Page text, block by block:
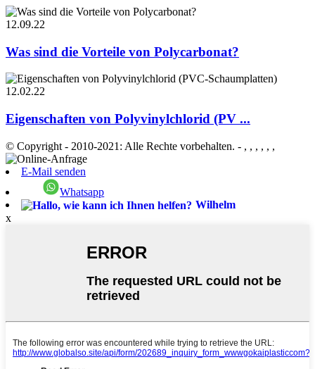
12.09.22
Was sind die Vorteile von Polycarbonat?
12.02.22
Eigenschaften von Polyvinylchlorid (PV ...
© Copyright - 2010-2021: Alle Rechte vorbehalten. - , , , , , ,
E-Mail senden
Whatsapp
Wilhelm
x